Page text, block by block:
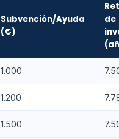
Subvención/Ayuda
(€)
de
1.000
1.200
1.500